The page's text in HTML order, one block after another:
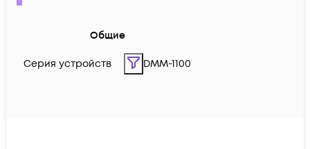
Общие
Серия устройств DMM-1100